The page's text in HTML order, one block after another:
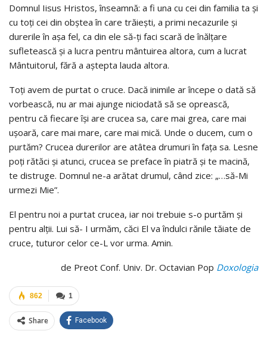
Domnul Iisus Hristos, înseamnă: a fi una cu cei din familia ta şi
cu toţi cei din obştea în care trăieşti, a primi necazurile şi
durerile în aşa fel, ca din ele să-ţi faci scară de înălţare
sufletească şi a lucra pentru mântuirea altora, cum a lucrat
Mântuitorul, fără a aştepta lauda altora.
Toţi avem de purtat o cruce. Dacă inimile ar începe o dată să
vorbească, nu ar mai ajunge niciodată să se oprească,
pentru că fiecare îşi are crucea sa, care mai grea, care mai
uşoară, care mai mare, care mai mică. Unde o ducem, cum o
purtăm? Crucea durerilor are atâtea drumuri în faţa sa. Lesne
poţi rătăci şi atunci, crucea se preface în piatră şi te macină,
te distruge. Domnul ne-a arătat drumul, când zice: „…să-Mi
urmezi Mie”.
El pentru noi a purtat crucea, iar noi trebuie s-o purtăm şi
pentru alţii. Lui să- I urmăm, căci El va îndulci rănile tăiate de
cruce, tuturor celor ce-L vor urma. Amin.
de Preot Conf. Univ. Dr. Octavian Pop Doxologia
1
862
Share Facebook